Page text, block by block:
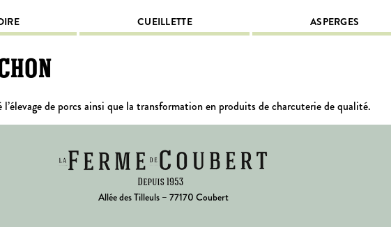
CUEILLETTE ASPERGES
de porcs ainsi que la transformation en produits de charcuterie de qualité.
Allée des Tilleuls – 77170 Coubert